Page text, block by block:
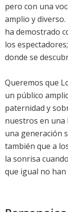
pero con una
amplio y
ha demostrado
los
donde se
Queremos que
un público
paternidad y
nuestros en una
una generación
también que a
la sonrisa
que igual no